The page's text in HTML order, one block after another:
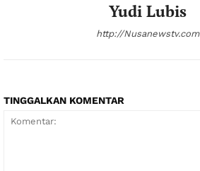
Yudi Lubis
http://Nusanewstv.com
TINGGALKAN KOMENTAR